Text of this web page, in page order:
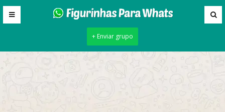
+ Enviar grupo